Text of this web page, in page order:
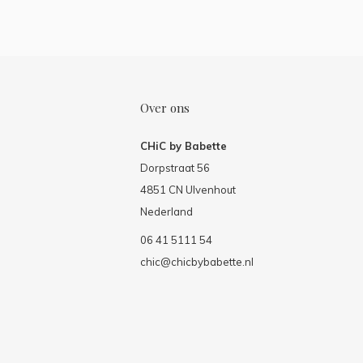
Over ons
CHiC by Babette
Dorpstraat 56
4851 CN Ulvenhout
Nederland
06 41 5111 54
chic@chicbybabette.nl